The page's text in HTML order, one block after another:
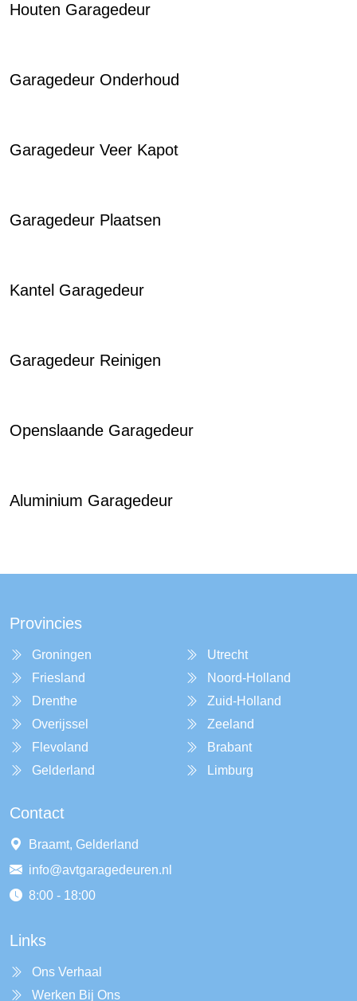
Houten Garagedeur
Garagedeur Onderhoud
Garagedeur Veer Kapot
Garagedeur Plaatsen
Kantel Garagedeur
Garagedeur Reinigen
Openslaande Garagedeur
Aluminium Garagedeur
Provincies
Groningen
Friesland
Drenthe
Overijssel
Flevoland
Gelderland
Utrecht
Noord-Holland
Zuid-Holland
Zeeland
Brabant
Limburg
Contact
Braamt, Gelderland
info@avtgaragedeuren.nl
8:00 - 18:00
Links
Ons Verhaal
Werken Bij Ons